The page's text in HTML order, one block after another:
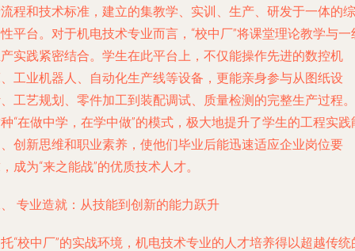
程和技术标准，建立的集教学、实训、生产、研发于一体的综
平台。对于机电技术专业而言，“校中厂”将课堂理论教学与一
实践紧密结合。学生在此平台上，不仅能操作先进的数控机
工业机器人、自动化生产线等设备，更能亲身参与从图纸设
工艺规划、零件加工到装配调试、质量检测的完整生产过程。
“在做中学，在学中做”的模式，极大地提升了学生的工程实践
创新思维和职业素养，使他们毕业后能迅速适应企业岗位要
成为“来之能战”的优质技术人才。
专业造就：从技能到创新的能力跃升
“校中厂”的实战环境，机电技术专业的人才培养得以超越传统